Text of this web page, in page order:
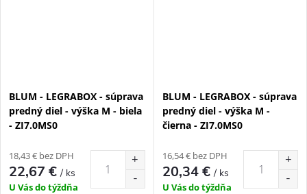
BLUM - LEGRABOX - súprava
predný diel - výška M - biela
- ZI7.0MS0
18,43 € bez DPH
22,67 €/ ks
U Vás do týždňa
BLUM - LEGRABOX - súprava
predný diel - výška M -
čierna - ZI7.0MS0
16,54 € bez DPH
20,34 €/ ks
U Vás do týždňa